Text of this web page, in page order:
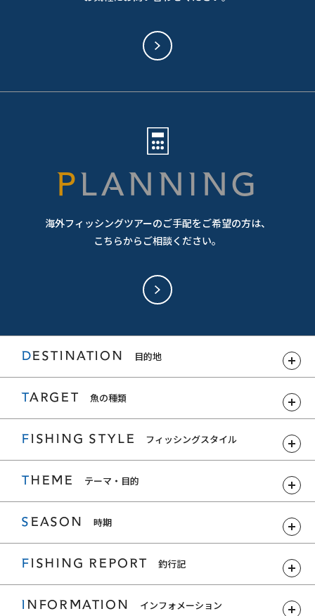
PLANNING
海外フィッシングツアーのご手配をご希望の方は、
こちらからご相談ください。
DESTINATION 目的地
TARGET 魚の種類
FISHING STYLE フィッシングスタイル
THEME テーマ・目的
SEASON 時期
FISHING REPORT 釣行記
INFORMATION インフォメーション